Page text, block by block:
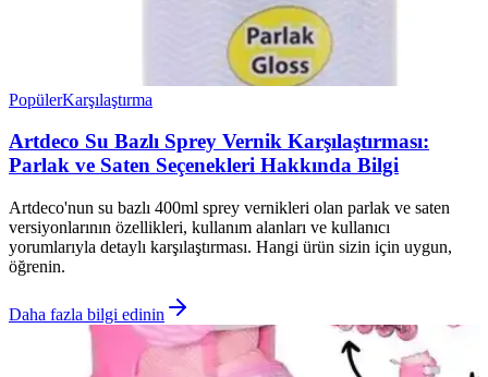
PopülerKarşılaştırma
Artdeco Su Bazlı Sprey Vernik Karşılaştırması:
Parlak ve Saten Seçenekleri Hakkında Bilgi
Artdeco'nun su bazlı 400ml sprey vernikleri olan parlak ve saten
versiyonlarının özellikleri, kullanım alanları ve kullanıcı
yorumlarıyla detaylı karşılaştırması. Hangi ürün sizin için uygun,
öğrenin.
Daha fazla bilgi edinin